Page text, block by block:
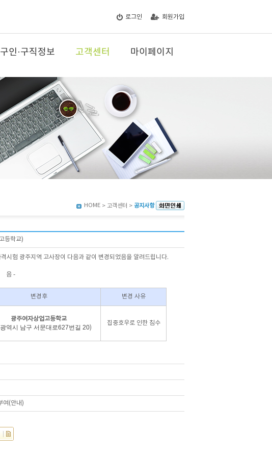
로그인 회원가입
구인·구직정보 고객센터 마이페이지
HOME > 고객센터 > 공지사항
등학교)
시험 광주지역 고사장이 다음과 같이 변경되었음을 알려드립니다.
-
변경후 변경 사유
광주여자상업고등학교
역시 남구 서문대로627번길 20)
집중호우로 인한 침수
여(안내)